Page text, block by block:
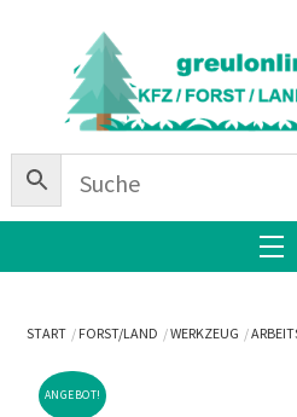
START FORST/LAND WERKZEUG
ANGEBOT!
To